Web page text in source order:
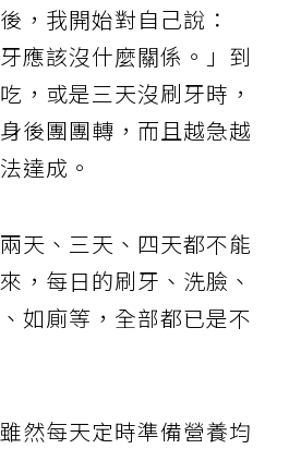
，我開始對自己說：
應該沒什麼關係。」到
，或是三天沒刷牙時，
後團團轉，而且越急越
達成。
天、三天、四天都不能
，每日的刷牙、洗臉、
如廁等，全部都已是不
然每天定時準備營養均